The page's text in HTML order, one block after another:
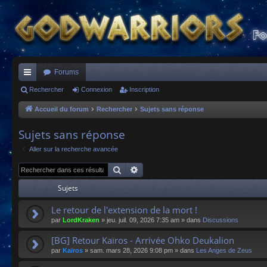
ac
co
s
Forums
Rechercher Connexion Inscription
Accueil du forum Rechercher Sujets sans réponse
Sujets sans réponse
Aller sur la recherche avancée
Rechercher
Sujets
Le retour de l'extension de la mort !
par LordKraken » jeu. juil. 09, 2026 7:35 am » dans Discussions
[BG] Retour Kaïros - Arrivée Ohko Deukalion
par Kaïros » sam. mars 28, 2026 9:08 pm » dans Les Anges de Zeus